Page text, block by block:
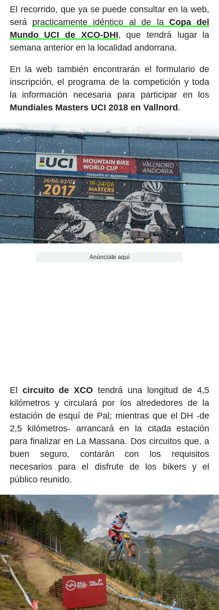
El recorrido, que ya se puede consultar en la web,
será practicamente idéntico al de la Copa del
Mundo UCI de XCO-DHI, que tendrá lugar la
semana anterior en la localidad andorrana.
En la web también encontrarán el formulario de
inscripción, el programa de la competición y toda
la información necesaria para participar en los
Mundiales Masters UCI 2018 en Vallnord.
Anúnciate aquí
El circuito de XCO tendrá una longitud de 4,5
kilómetros y circulará por los alrededores de la
estación de esquí de Pal; mientras que el DH -de
2,5 kilómetros- arrancará en la citada estación
para finalizar en La Massana. Dos circuitos que, a
buen seguro, contarán con los requisitos
necesarios para el disfrute de los bikers y el
público reunido.